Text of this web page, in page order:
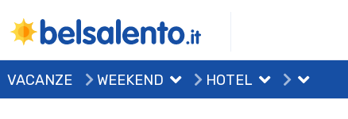
VACANZE WEEKEND HOTEL